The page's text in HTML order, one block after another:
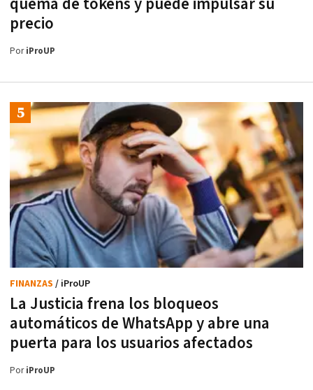
quema de tokens y puede impulsar su
precio
PoriProUP
La Justicia frena los bloqueos
automáticos de WhatsApp y abre una
puerta para los usuarios afectados
FINANZAS / iProUP
PoriProUP